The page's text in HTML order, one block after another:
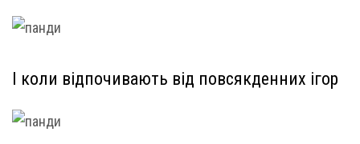
І коли відпочивають від повсякденних ігор